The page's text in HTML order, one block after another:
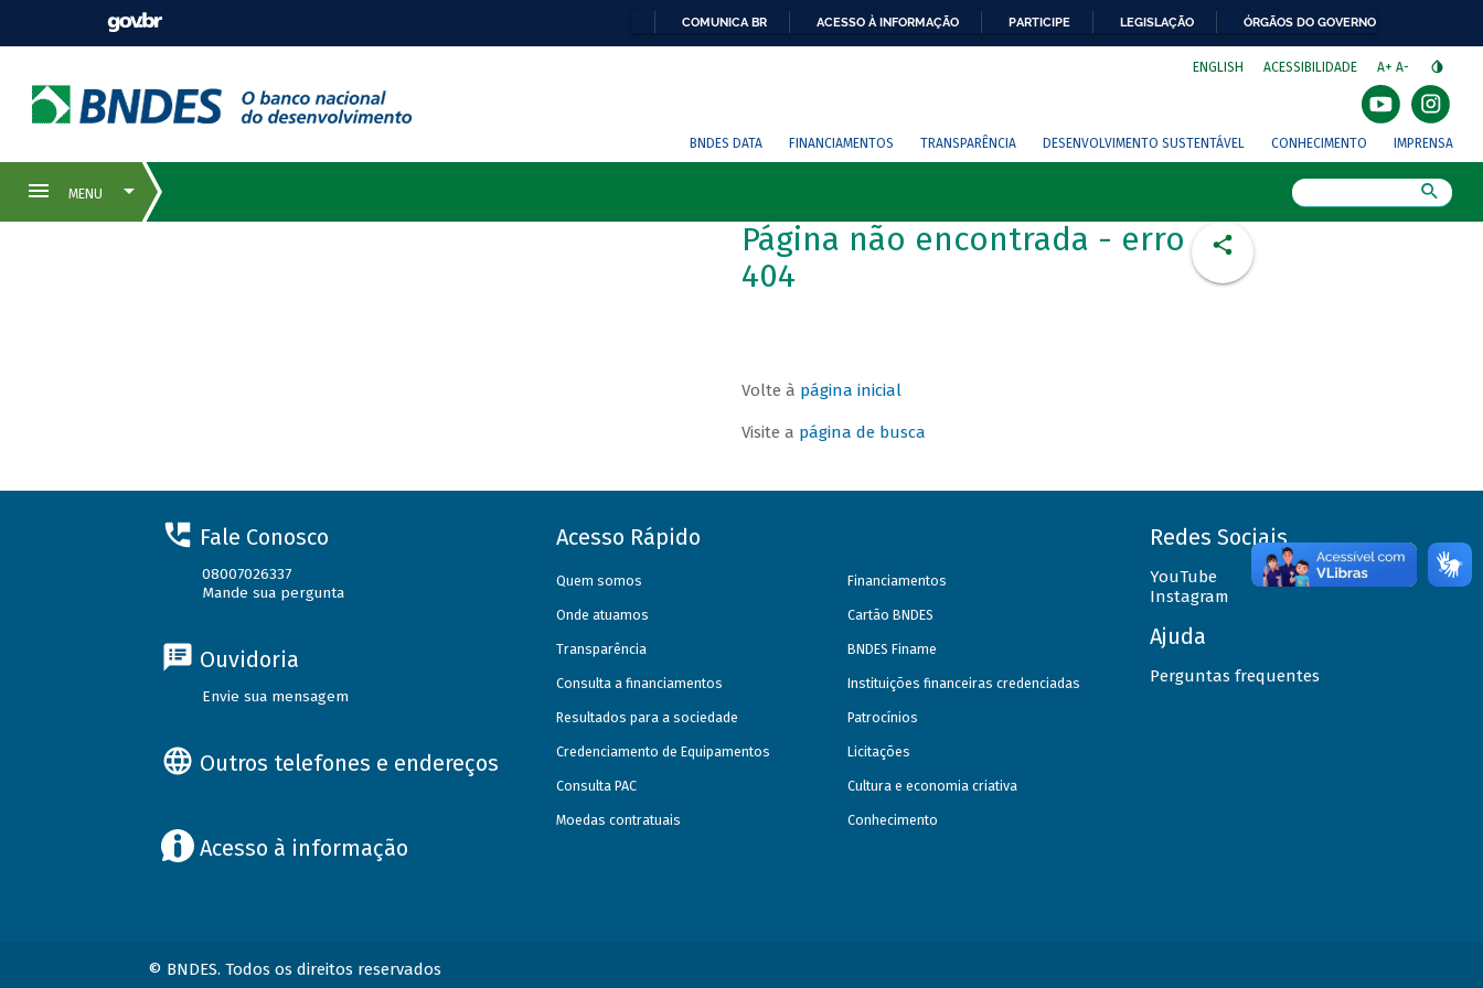
COMUNICA BR ACESSO À INFORMAÇÃO PARTICIPE LEGISLAÇÃO ÓRGÃOS DO GOVERNO
ENGLISH ACESSIBILIDADE A+ A-
BNDES DATA FINANCIAMENTOS TRANSPARÊNCIA DESENVOLVIMENTO SUSTENTÁVEL CONHECIMENTO IMPRENSA
Página não encontrada - erro
404
Volte à página inicial
Visite a página de busca
Fale Conosco
08007026337
Mande sua pergunta
Ouvidoria
Envie sua mensagem
Outros telefones e endereços
Acesso à informação
Acesso Rápido
Quem somos
Onde atuamos
Transparência
Consulta a financiamentos
Resultados para a sociedade
Credenciamento de Equipamentos
Consulta PAC
Moedas contratuais
Financiamentos
Cartão BNDES
BNDES Finame
Instituições financeiras credenciadas
Patrocínios
Licitações
Cultura e economia criativa
Conhecimento
Redes Sociais
YouTube
Instagram
Ajuda
Perguntas frequentes
© BNDES. Todos os direitos reservados